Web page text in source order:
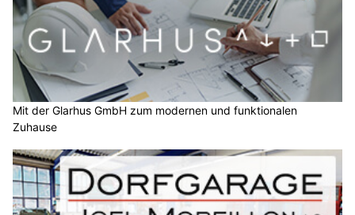
Mit der Glarhus GmbH zum modernen und funktionalen
Zuhause